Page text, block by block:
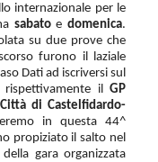
internazionale per le
sabatoedomenica.
su due prove che
furono il laziale
Dati ad iscriversi sul
rispettivamente il GP
di Castelfidardo-
in questa 44^
propiziato il salto nel
gara organizzata